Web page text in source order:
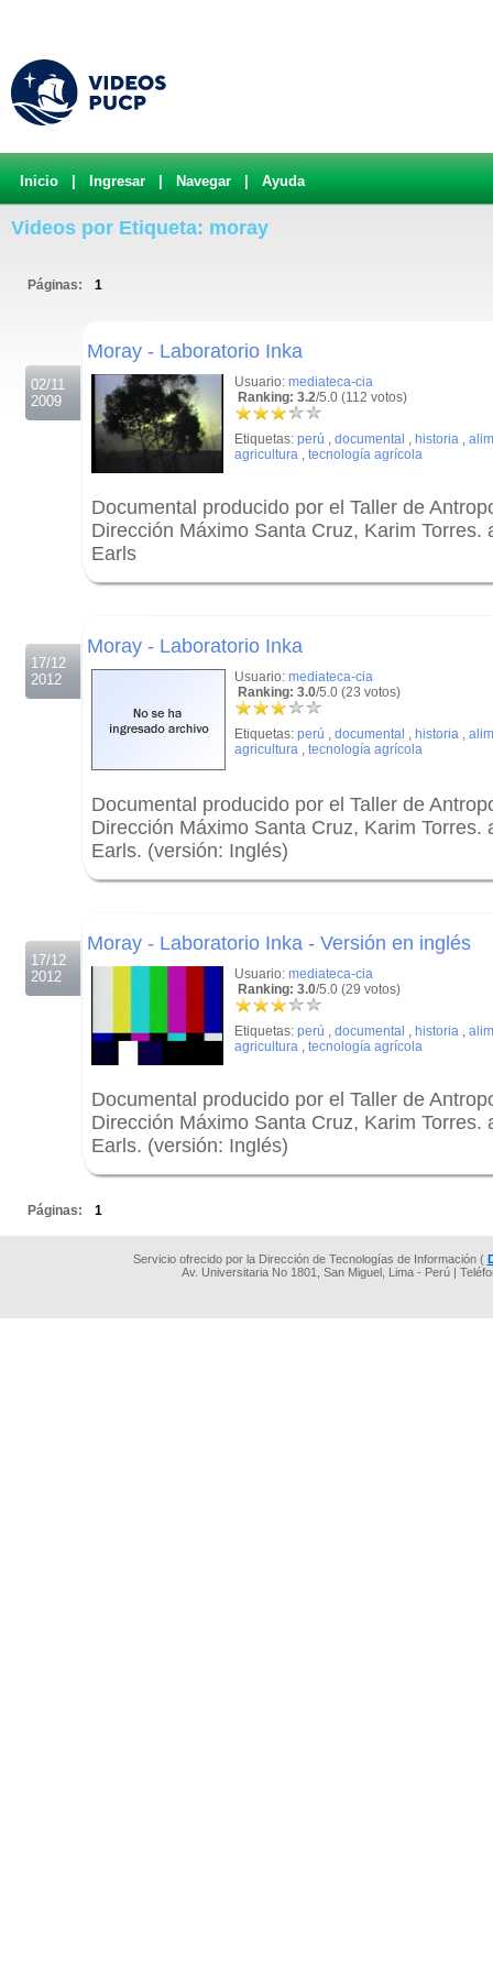
Inicio Ingresar Navegar Ayuda
Videos por Etiqueta: moray
Páginas: 1
02/11
2009
Moray - Laboratorio Inka
Usuario: mediateca-cia
Ranking: 3.2/5.0 (112 votos)
Etiquetas: perú , documental , historia ,
agricultura , tecnología agrícola
Documental producido por el Taller de
Dirección Máximo Santa Cruz, Karim Torres.
Earls
17/12
2012
Moray - Laboratorio Inka
Usuario: mediateca-cia
Ranking: 3.0/5.0 (23 votos)
Etiquetas: perú , documental , historia ,
agricultura , tecnología agrícola
Documental producido por el Taller de
Dirección Máximo Santa Cruz, Karim Torres.
Earls. (versión: Inglés)
17/12
2012
Moray - Laboratorio Inka - Versión en inglés
Usuario: mediateca-cia
Ranking: 3.0/5.0 (29 votos)
Etiquetas: perú , documental , historia ,
agricultura , tecnología agrícola
Documental producido por el Taller de
Dirección Máximo Santa Cruz, Karim Torres.
Earls. (versión: Inglés)
Páginas: 1
Servicio ofrecido por la Dirección de Tecnologías de Información (
Av. Universitaria No 1801, San Miguel, Lima - Perú |